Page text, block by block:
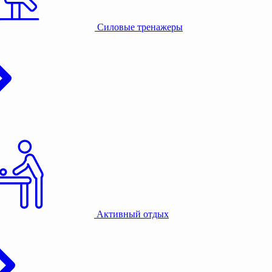
Силовые тренажеры
Активный отдых